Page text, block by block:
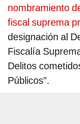
nombramiento
fiscal suprema
designación al
Fiscalía
Delitos
Públicos”.